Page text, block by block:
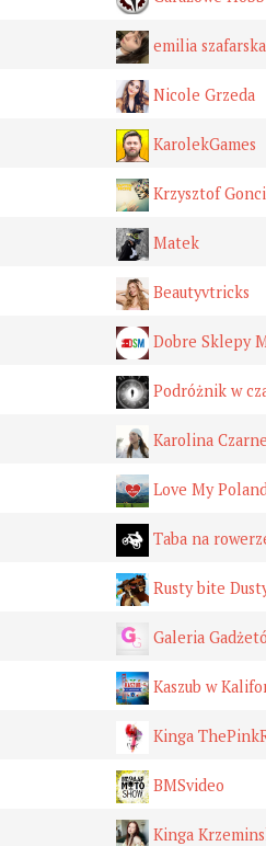
emilia szafarska
Nicole Grzeda
KarolekGames
Krzysztof
Matek
Beautyvtricks
Dobre Sklepy
Podróżnik w
Karolina
Love My
Taba na
Rusty bite
Galeria
Kaszub w
Kinga
BMSvideo
Kinga